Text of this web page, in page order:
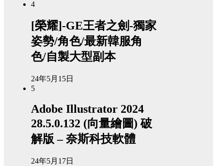
4
[榮耀]-GE王者之劍-獨家
姿勢/角色/最新韓服角
色/自製大型副本
24年5月15日
5
Adobe Illustrator 2024
28.5.0.132 (向量繪圖) 破
解版 – 奈斯科技軟體
24年5月17日